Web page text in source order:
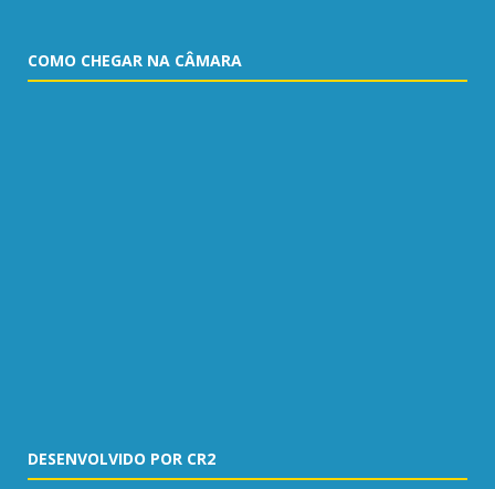
COMO CHEGAR NA CÂMARA
DESENVOLVIDO POR CR2